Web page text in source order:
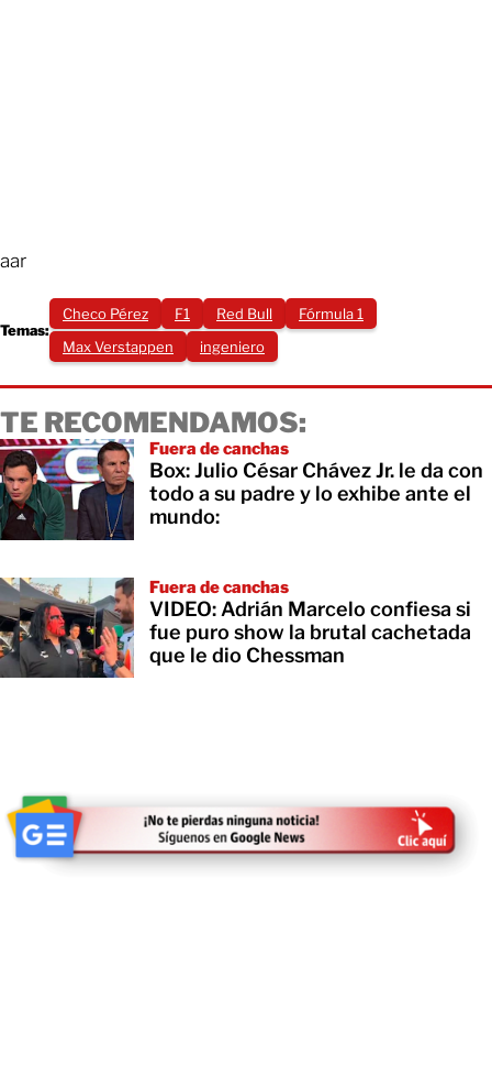
aar
Temas:
Checo Pérez F1 Red Bull
Fórmula 1
Max Verstappen
ingeniero
TE RECOMENDAMOS:
Fuera de canchas
Box: Julio César Chávez Jr. le da con
todo a su padre y lo exhibe ante el
mundo:
Fuera de canchas
VIDEO: Adrián Marcelo confiesa si
fue puro show la brutal cachetada
que le dio Chessman